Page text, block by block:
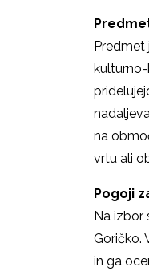
Predmet
na
vrtu ali
Pogoji
Na izbor
Goričko.
in ga